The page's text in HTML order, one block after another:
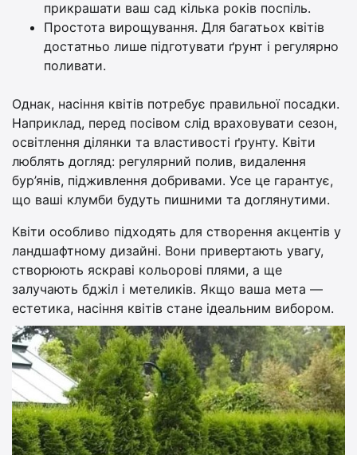
прикрашати ваш сад кілька років поспіль.
Простота вирощування. Для багатьох квітів
достатньо лише підготувати ґрунт і регулярно
поливати.
Однак, насіння квітів потребує правильної посадки.
Наприклад, перед посівом слід враховувати сезон,
освітлення ділянки та властивості ґрунту. Квіти
люблять догляд: регулярний полив, видалення
бур’янів, підживлення добривами. Усе це гарантує,
що ваші клумби будуть пишними та доглянутими.
Квіти особливо підходять для створення акцентів у
ландшафтному дизайні. Вони привертають увагу,
створюють яскраві кольорові плями, а ще
залучають бджіл і метеликів. Якщо ваша мета —
естетика, насіння квітів стане ідеальним вибором.